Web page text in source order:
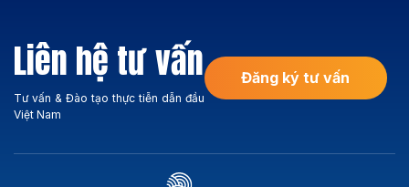
khi chương […]
mặt để cùng chứng kiến […]
Liên hệ tư vấn
Tư vấn & Đào tạo thực tiễn dẫn đầu
Việt Nam
Đăng ký tư vấn